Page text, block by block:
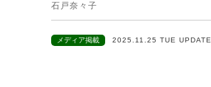
石戸奈々子
メディア掲載 2025.11.25 TUE UPDATE